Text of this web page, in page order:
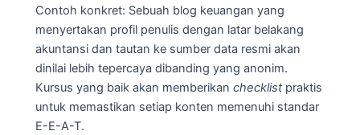
Contoh konkret: Sebuah blog keuangan yang
menyertakan profil penulis dengan latar belakang
akuntansi dan tautan ke sumber data resmi akan
dinilai lebih tepercaya dibanding yang anonim.
Kursus yang baik akan memberikan checklistpraktis
untuk memastikan setiap konten memenuhi standar
E-E-A-T.